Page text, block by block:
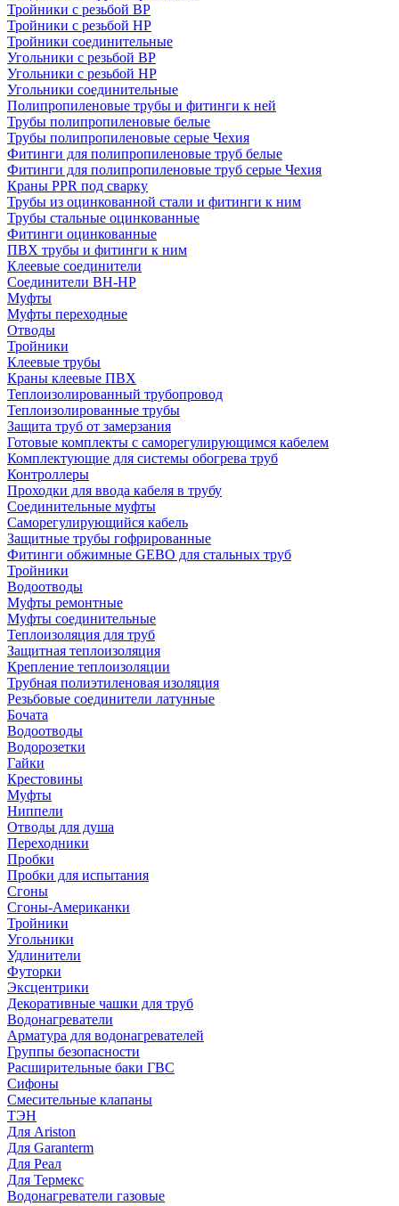
Тройники с резьбой ВР
Тройники с резьбой НР
Тройники соединительные
Угольники с резьбой ВР
Угольники с резьбой НР
Угольники соединительные
Полипропиленовые трубы и фитинги к ней
Трубы полипропиленовые белые
Трубы полипропиленовые серые Чехия
Фитинги для полипропиленовые труб белые
Фитинги для полипропиленовые труб серые Чехия
Краны PPR под сварку
Трубы из оцинкованной стали и фитинги к ним
Трубы стальные оцинкованные
Фитинги оцинкованные
ПВХ трубы и фитинги к ним
Клеевые соединители
Соединители ВН-НР
Муфты
Муфты переходные
Отводы
Тройники
Клеевые трубы
Краны клеевые ПВХ
Теплоизолированный трубопровод
Теплоизолированные трубы
Защита труб от замерзания
Готовые комплекты с саморегулирующимся кабелем
Комплектующие для системы обогрева труб
Контроллеры
Проходки для ввода кабеля в трубу
Соединительные муфты
Саморегулирующийся кабель
Защитные трубы гофрированные
Фитинги обжимные GEBO для стальных труб
Тройники
Водоотводы
Муфты ремонтные
Муфты соединительные
Теплоизоляция для труб
Защитная теплоизоляция
Крепление теплоизоляции
Трубная полиэтиленовая изоляция
Резьбовые соединители латунные
Бочата
Водоотводы
Водорозетки
Гайки
Крестовины
Муфты
Ниппели
Отводы для душа
Переходники
Пробки
Пробки для испытания
Сгоны
Сгоны-Американки
Тройники
Угольники
Удлинители
Футорки
Эксцентрики
Декоративные чашки для труб
Водонагреватели
Арматура для водонагревателей
Группы безопасности
Расширительные баки ГВС
Сифоны
Смесительные клапаны
ТЭН
Для Ariston
Для Garanterm
Для Реал
Для Термекс
Водонагреватели газовые